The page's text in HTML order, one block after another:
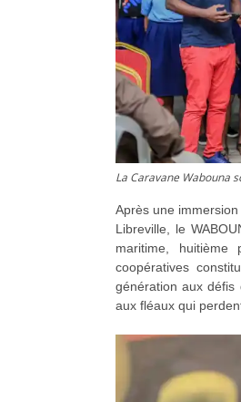
La Caravane Wabouna
Après une
Libreville, le
maritime, huitième
coopératives
génération aux défis
aux fléaux qui